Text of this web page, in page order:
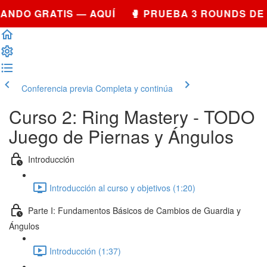
GRATIS — AQUÍ 🥊 PRUEBA 3 ROUNDS
Conferencia previa Completa y continúa
Curso 2: Ring Mastery - TODO
Juego de Piernas y Ángulos
Introducción
Introducción al curso y objetivos (1:20)
Parte I: Fundamentos Básicos de Cambios de Guardia y
Ángulos
Introducción (1:37)